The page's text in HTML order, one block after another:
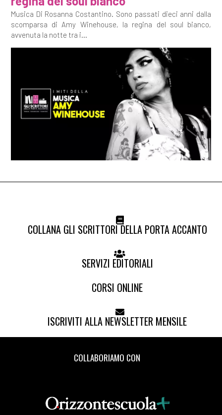
Musica Di Rosanna Costantino. Sono passati dieci anni dalla
scomparsa di Amy Winehouse, la regina del soul bianco,
avvenuta la notte tra i...
COLLANA GLI SCRITTORI DELLA PORTA ACCANTO
SERVIZI EDITORIALI
CORSI ONLINE
ISCRIVITI ALLA NEWSLETTER MENSILE
COLLABORIAMO CON